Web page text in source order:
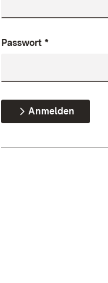
Passwort *
Anmelden